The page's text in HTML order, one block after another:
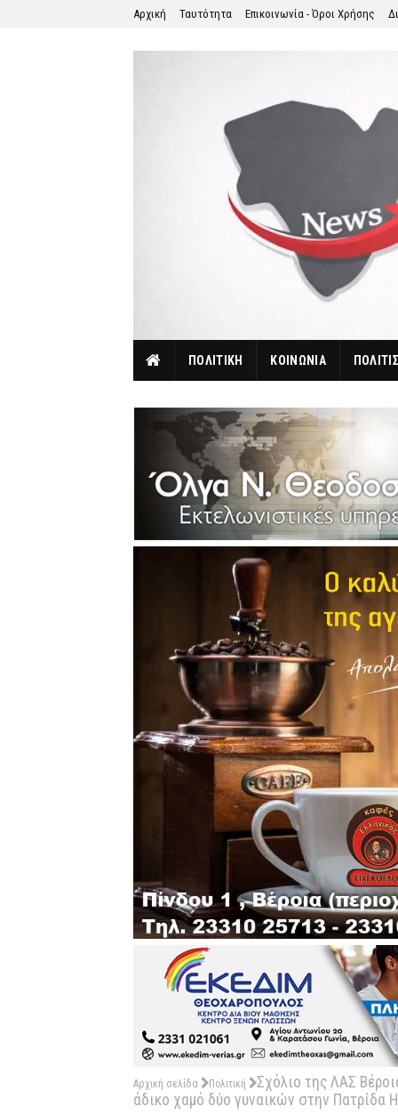
Αρχική Ταυτότητα Επικοινωνία - Όροι Χρήσης
ΠΟΛΙΤΙΚΗ ΚΟΙΝΩΝΙΑ
Αρχική σελίδα Πολιτική
Σχόλιο της ΛΑΣ
άδικο χαμό δύο γυναικών στην Πατρίδα